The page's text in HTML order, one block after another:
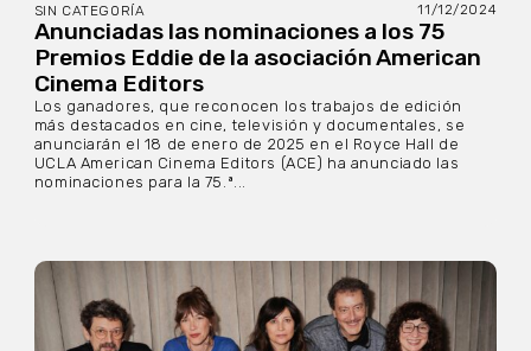
SIN CATEGORÍA 11/12/2024
Anunciadas las nominaciones a los 75
Premios Eddie de la asociación American
Cinema Editors
Los ganadores, que reconocen los trabajos de edición
más destacados en cine, televisión y documentales, se
anunciarán el 18 de enero de 2025 en el Royce Hall de
UCLA American Cinema Editors (ACE) ha anunciado las
nominaciones para la 75.ª...